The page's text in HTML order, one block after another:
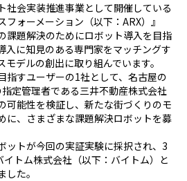
社会実装推進事業として開催している
フォーメーション（以下：ARX）』
課題解決のためにロボット導入を目指
入に知見のある専門家をマッチングす
デルの創出に取り組んでいます。
指すユーザーの1社として、名古屋の
定管理者である三井不動産株式会社
能性を検証し、新たな街づくりのモ
に、さまざまな課題解決ロボットを募
ットが今回の実証実験に採択され、3
トム株式会社（以下：バイトム）と
た。